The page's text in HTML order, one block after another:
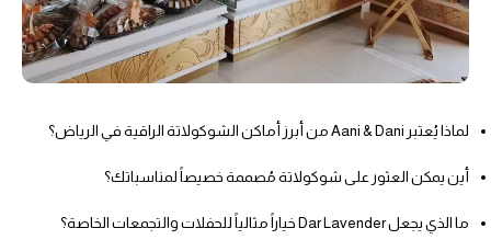
لماذا يُعتبر Aani & Dani من أبرز أماكن الشوكولاتة الراقية في الرياض؟
أين يمكن العثور على شوكولاتة مُصممة خصيصاً لمناسباتك؟
ما الذي يجعل Dar Lavender خياراً مثالياً للحفلات والتجمعات الخاصة؟